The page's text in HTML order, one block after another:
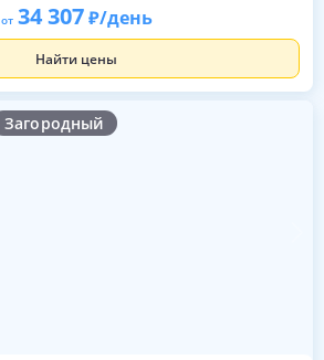
от 34 307 /день
Найти цены
Загородный